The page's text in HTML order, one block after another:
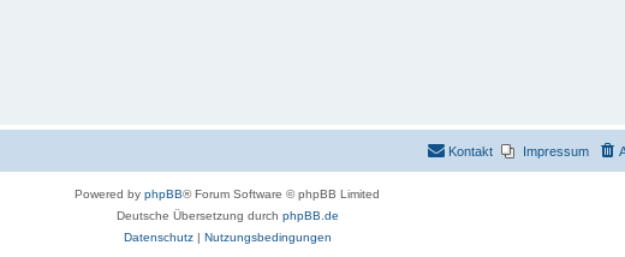
Impressum
Kontakt
Powered by phpBB® Forum Software © phpBB Limited
Deutsche Übersetzung durch phpBB.de
Datenschutz| Nutzungsbedingungen